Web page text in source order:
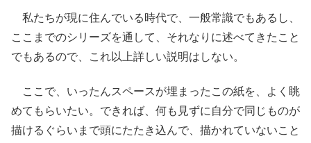
私たちが現に住んでいる時代で、一般常識でもあるし、
ここまでのシリーズを通して、それなりに述べてきたこと
でもあるので、これ以上詳しい説明はしない。
ここで、いったんスペースが埋まったこの紙を、よく眺
めてもらいたい。できれば、何も見ずに自分で同じものが
描けるぐらいまで頭にたたき込んで、描かれていないこと